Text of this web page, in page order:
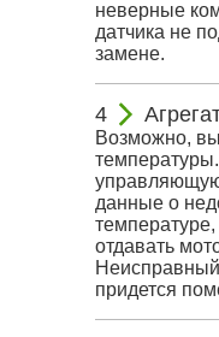
неверные
датчика не
замене.
Возможно,
данные о
отдавать
придется